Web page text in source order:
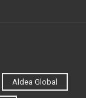
Aldea Global